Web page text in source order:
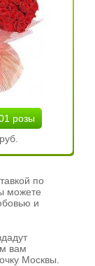
розы
по
можете
и
вам
Москвы.